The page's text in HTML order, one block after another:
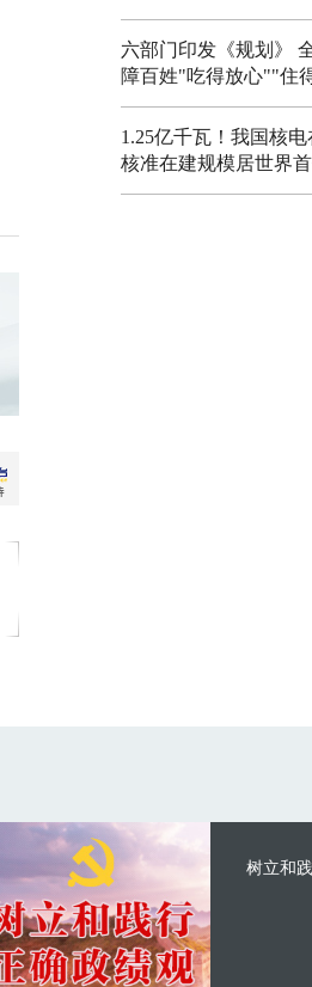
六部门印发《规划》
障百姓"吃得放心""住
1.25亿千瓦！我国核电
核准在建规模居世界
树立和